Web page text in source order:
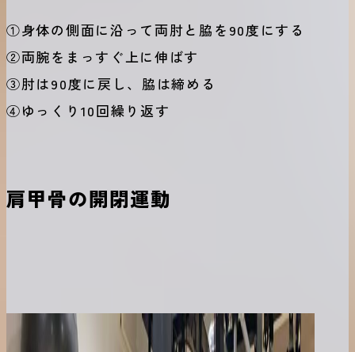
①身体の側面に沿って両肘と脇を90度にする
②両腕をまっすぐ上に伸ばす
③肘は90度に戻し、脇は締める
④ゆっくり10回繰り返す
肩甲骨の開閉運動